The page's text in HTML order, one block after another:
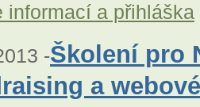
informací a přihláška
-Školení pro
a